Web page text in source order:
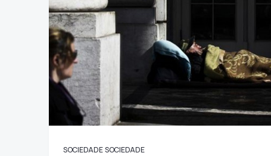
SOCIEDADE SOCIEDADE